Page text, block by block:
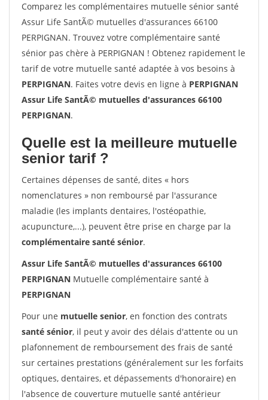
Comparez les complémentaires mutuelle sénior santé
Assur Life SantÃ© mutuelles d'assurances 66100
PERPIGNAN. Trouvez votre complémentaire santé
sénior pas chère à PERPIGNAN ! Obtenez rapidement le
tarif de votre mutuelle santé adaptée à vos besoins à
PERPIGNAN. Faites votre devis en ligne à PERPIGNAN
Assur Life SantÃ© mutuelles d'assurances 66100
PERPIGNAN.
Quelle est la meilleure mutuelle
senior tarif ?
Certaines dépenses de santé, dites « hors
nomenclatures » non remboursé par l'assurance
maladie (les implants dentaires, l'ostéopathie,
acupuncture,...), peuvent être prise en charge par la
complémentaire santé sénior.
Assur Life SantÃ© mutuelles d'assurances 66100
PERPIGNAN Mutuelle complémentaire santé à
PERPIGNAN
Pour une mutuelle senior, en fonction des contrats
santé sénior, il peut y avoir des délais d'attente ou un
plafonnement de remboursement des frais de santé
sur certaines prestations (généralement sur les forfaits
optiques, dentaires, et dépassements d'honoraire) en
l'absence de couverture mutuelle santé antérieur